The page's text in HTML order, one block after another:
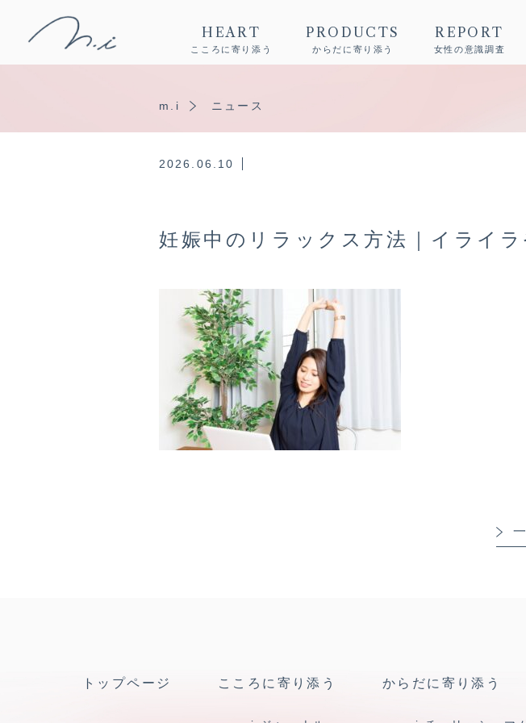
HEART
こころに寄り添う
PRODUCTS
からだに寄り添う
REPORT
女性の意識調査
m.i ニュース
2026.06.10
妊娠中のリラックス方法｜イライ
トップページ こころに寄り添う からだに寄り添う